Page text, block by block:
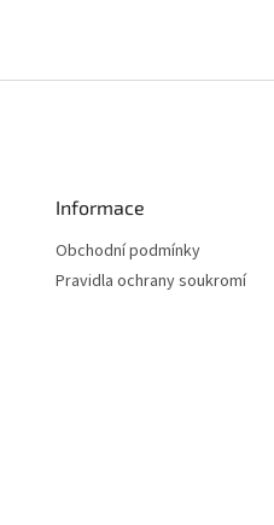
Informace
Obchodní podmínky
Pravidla ochrany soukromí